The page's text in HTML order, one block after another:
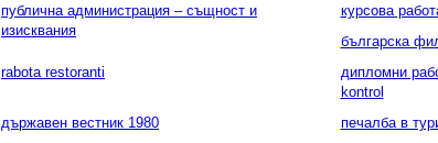
публична администрация – същност и
изисквания
курсова
българска
rabota restoranti
дипломни
kontrol
държавен вестник 1980
печалба в